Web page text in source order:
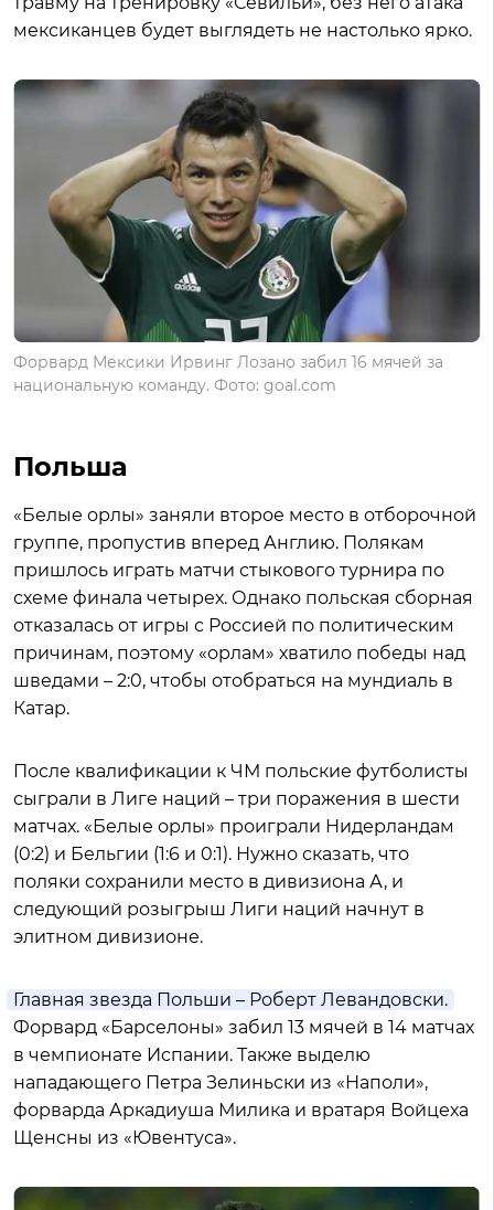
мексиканцев будет выглядеть не настолько ярко.
Форвард Мексики Ирвинг Лозано забил 16 мячей за
национальную команду. Фото: goal.com
Польша
«Белые орлы» заняли второе место в отборочной
группе, пропустив вперед Англию. Полякам
пришлось играть матчи стыкового турнира по
схеме финала четырех. Однако польская сборная
отказалась от игры с Россией по политическим
причинам, поэтому «орлам» хватило победы над
шведами – 2:0, чтобы отобраться на мундиаль в
Катар.
После квалификации к ЧМ польские футболисты
сыграли в Лиге наций – три поражения в шести
матчах. «Белые орлы» проиграли Нидерландам
(0:2) и Бельгии (1:6 и 0:1). Нужно сказать, что
поляки сохранили место в дивизиона А, и
следующий розыгрыш Лиги наций начнут в
элитном дивизионе.
Главная звезда Польши – Роберт Левандовски.
Форвард «Барселоны» забил 13 мячей в 14 матчах
в чемпионате Испании. Также выделю
нападающего Петра Зелиньски из «Наполи»,
форварда Аркадиуша Милика и вратаря Войцеха
Щенсны из «Ювентуса».